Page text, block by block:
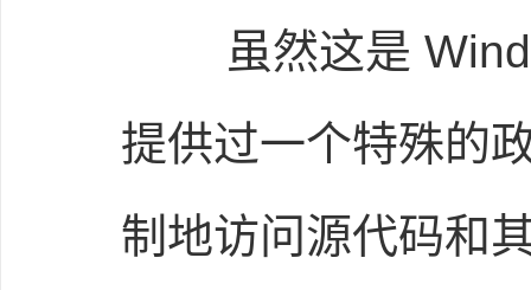
虽然这是
提供过一个特殊的
制地访问源代码和